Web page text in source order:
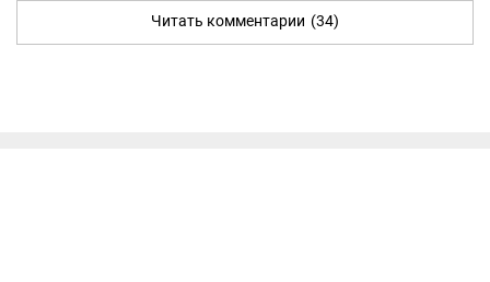
Читать комментарии (34)